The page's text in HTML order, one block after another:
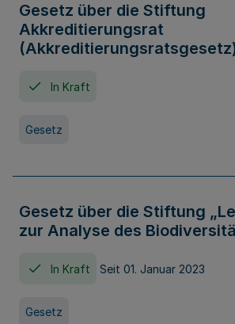
Gesetz über die Stiftung
Akkreditierungsrat
In Kraft
Gesetz
Gesetz über die Stiftung
zur Analyse des
In Kraft Seit 01. Januar 2023
Gesetz